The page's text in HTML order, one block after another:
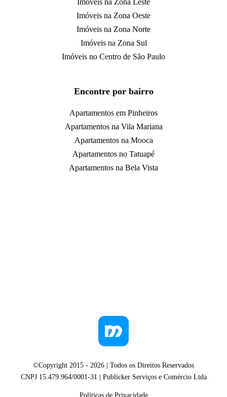
Imóveis na Zona Leste
Imóveis na Zona Oeste
Imóveis na Zona Norte
Imóveis na Zona Sul
Imóveis no Centro de São Paulo
Encontre por bairro
Apartamentos em Pinheiros
Apartamentos na Vila Mariana
Apartamentos na Mooca
Apartamentos no Tatuapé
Apartamentos na Bela Vista
©Copyright 2015 - 2026 | Todos os Direitos Reservados
CNPJ 15.479.964/0001-31 | Publicker Serviços e Comércio Ltda
Políticas de Privacidade